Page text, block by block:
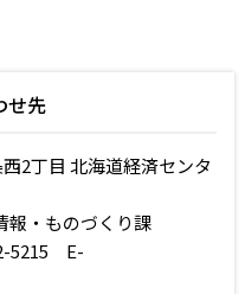
せ先
2丁目 北海道経済センタ
・ものづくり課
5215 E-